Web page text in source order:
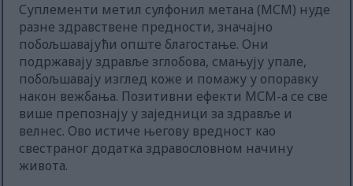
Суплементи метил сулфонил метана (МСМ) нуде
разне здравствене предности, значајно
побољшавајући опште благостање. Они
подржавају здравље зглобова, смањују упале,
побољшавају изглед коже и помажу у опоравку
након вежбања. Позитивни ефекти МСМ-а се све
више препознају у заједници за здравље и
велнес. Ово истиче његову вредност као
свестраног додатка здравословном начину
живота.